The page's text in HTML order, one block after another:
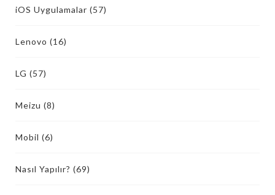
iOS Uygulamalar (57)
Lenovo (16)
LG (57)
Meizu (8)
Mobil (6)
Nasıl Yapılır? (69)